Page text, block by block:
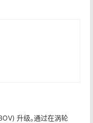
升级。通过在涡轮